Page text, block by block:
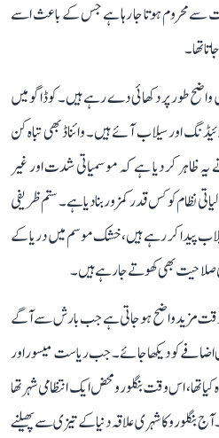
سے محروم ہوتا جا رہا ہے جس کے باعث اسے
تھا۔
طور پر دکھائی دے رہے ہیں۔ کوڈاگو میں
اور سیلاب آئے ہیں۔ وائناڈ بھی تباہ کن
ظاہر کر دیا ہے کہ موسمیاتی شدت اور غیر
نظام کو کس قدر کمزور بنا دیا ہے۔ ستم ظریفی
پیدا کر رہے ہیں، خشک موسم میں دریا کے
صلاحیت بھی کھوتے جا رہے ہیں۔
مزید واضح ہو جاتی ہے جب بارش سے آگے
اضافے کو دیکھا جائے۔ جب ریاست میسور اور
نے 1924 کا معاہدہ کیا تھا، اس وقت بنگلورو محض ایک انتظامی شہر تھا
کا شہری علاقہ دنیا کے تیزی سے پھیلنے